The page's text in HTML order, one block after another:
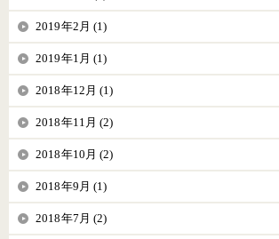
2019年2月 (1)
2019年1月 (1)
2018年12月 (1)
2018年11月 (2)
2018年10月 (2)
2018年9月 (1)
2018年7月 (2)